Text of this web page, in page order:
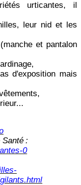
urticantes, il
leur nid et les
et pantalon
d'exposition mais
Santé :
0